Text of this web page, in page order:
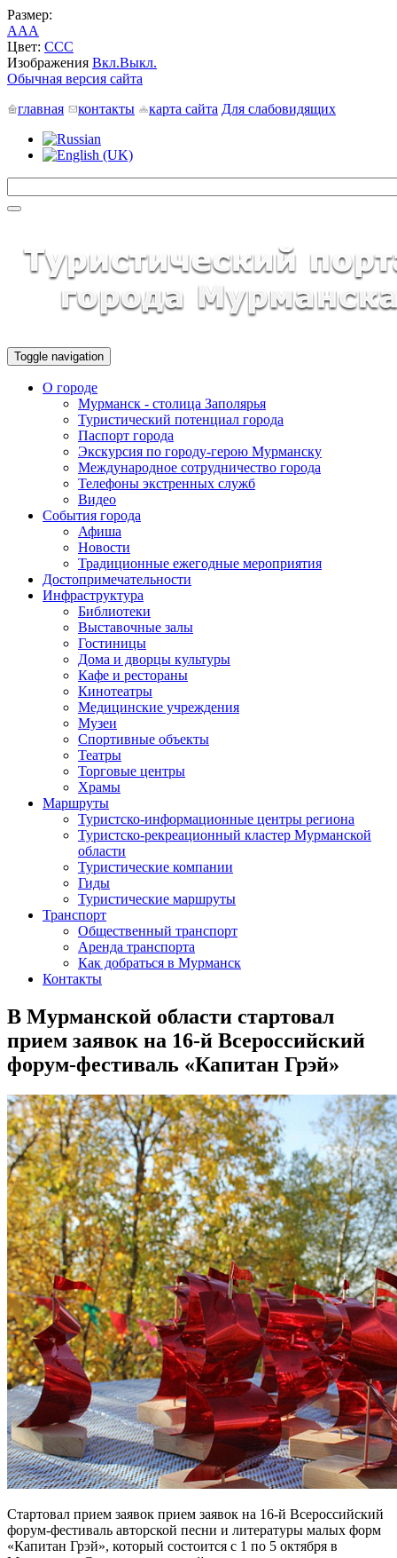
Размер:
AAA
Цвет: CCC
Изображения Вкл.Выкл.
Обычная версия сайта
главная
контакты карта сайта Для слабовидящих
Toggle navigation
О городе
Мурманск - столица Заполярья
Туристический потенциал города
Паспорт города
Экскурсия по городу-герою Мурманску
Международное сотрудничество города
Телефоны экстренных служб
Видео
События города
Афиша
Новости
Традиционные ежегодные мероприятия
Достопримечательности
Инфраструктура
Библиотеки
Выставочные залы
Гостиницы
Дома и дворцы культуры
Кафе и рестораны
Кинотеатры
Медицинские учреждения
Музеи
Спортивные объекты
Театры
Торговые центры
Храмы
Маршруты
Туристско-информационные центры региона
Туристско-рекреационный кластер Мурманской
области
Туристические компании
Гиды
Туристические маршруты
Транспорт
Общественный транспорт
Аренда транспорта
Как добраться в Мурманск
Контакты
В Мурманской области стартовал
прием заявок на 16-й Всероссийский
форум-фестиваль «Капитан Грэй»
Стартовал прием заявок прием заявок на 16-й Всероссийский
форум-фестиваль авторской песни и литературы малых форм
«Капитан Грэй», который состоится с 1 по 5 октября в